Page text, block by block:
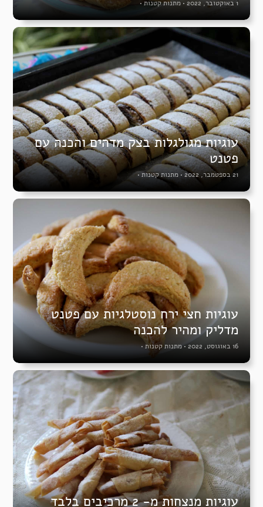
1 באוקטובר, 2022 • מתנות קטנות •
עוגיות מגולגלות בצק מדהים והכנה עם
פטנט
21 בספטמבר, 2022 • מתנות קטנות•
עוגיות חצי ירח נוסטלגיות עם פטנט
מדליק ומהיר להכנה
16 באוגוסט, 2022 • מתנות קטנות •
עוגיות מנצחות מ- 2 מרכיבים בלבד